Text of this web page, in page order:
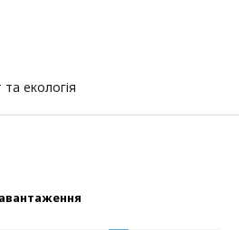
екологія